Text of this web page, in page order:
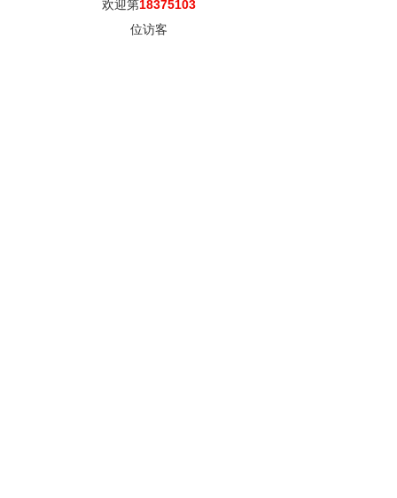
欢迎第18375103
位访客